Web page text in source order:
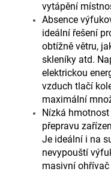
vytápění
Absence
ideální řešení
obtížně větru,
skleníky atd.
elektrickou
vzduch tlačí
maximální
Nízká
přepravu
Je ideální i na
nevypouští
masivní